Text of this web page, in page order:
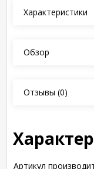
Характеристики
Обзор
Отзывы (0)
Артикул